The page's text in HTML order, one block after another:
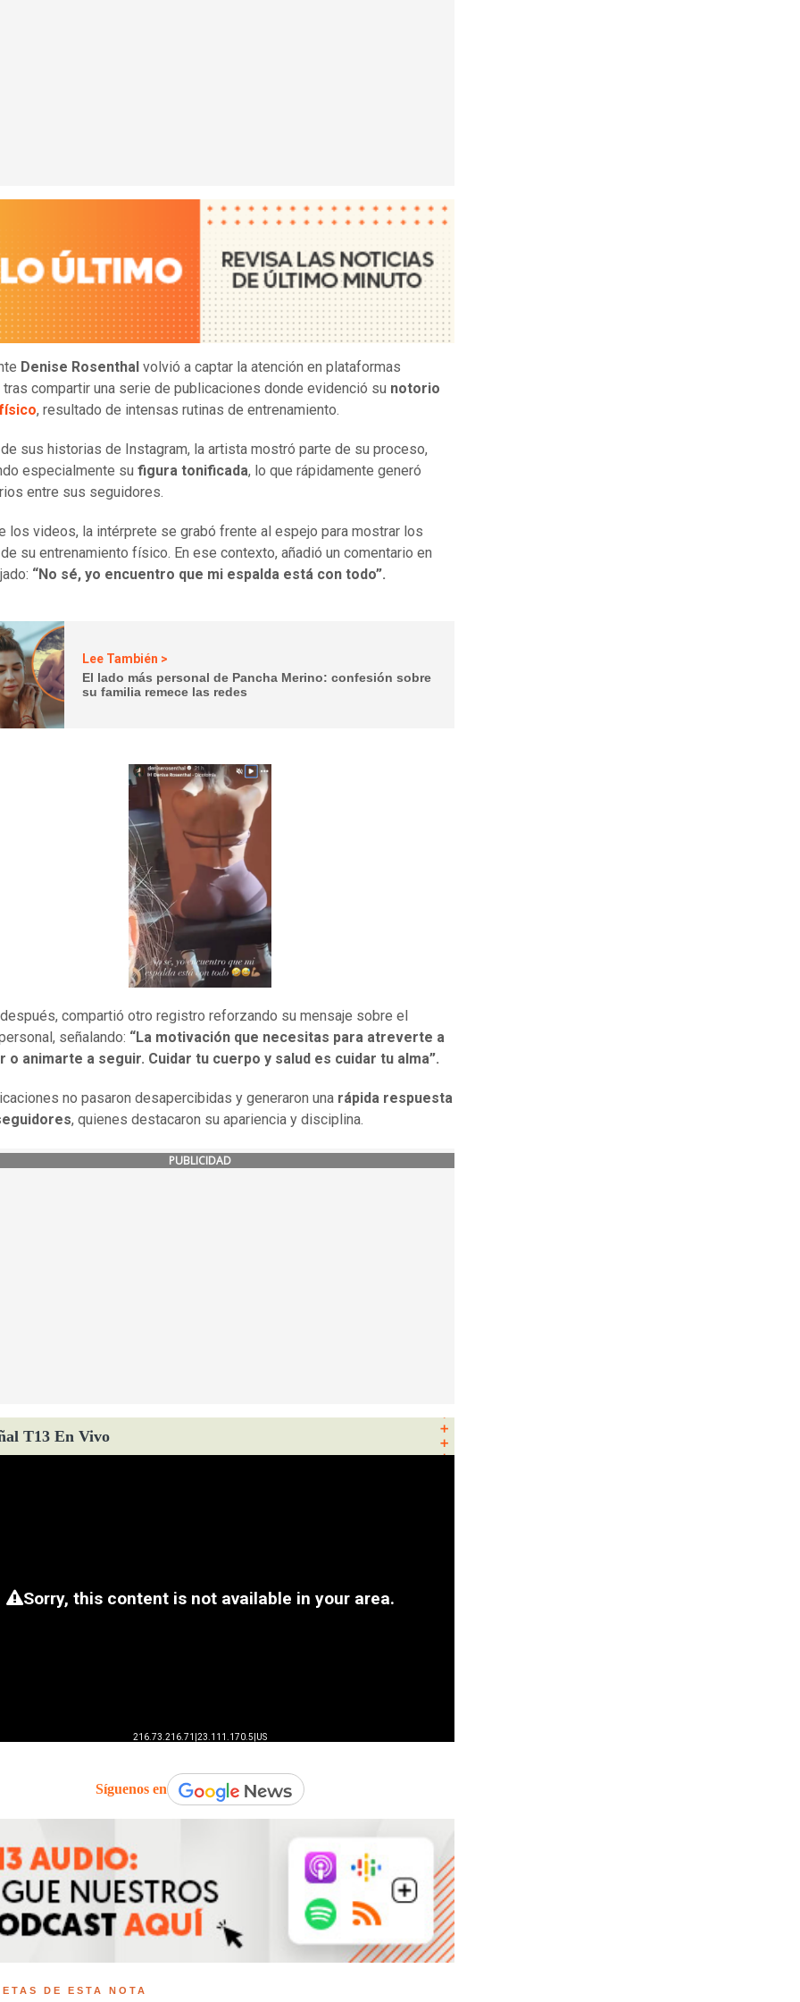
Denise Rosenthal volvió a captar la atención en plataformas
compartir una serie de publicaciones donde evidenció su notorio
, resultado de intensas rutinas de entrenamiento.
sus historias de Instagram, la artista mostró parte de su proceso,
especialmente su figura tonificada, lo que rápidamente generó
entre sus seguidores.
los videos, la intérprete se grabó frente al espejo para mostrar los
su entrenamiento físico. En ese contexto, añadió un comentario en
“No sé, yo encuentro que mi espalda está con todo”.
Lee También >
El lado más personal de Pancha Merino: confesión sobre
su familia remece las redes
compartió otro registro reforzando su mensaje sobre el
señalando: “La motivación que necesitas para atreverte a
o animarte a seguir. Cuidar tu cuerpo y salud es cuidar tu alma”.
no pasaron desapercibidas y generaron una rápida respuesta
, quienes destacaron su apariencia y disciplina.
PUBLICIDAD
T13 En Vivo
Síguenos en
DE ESTA NOTA